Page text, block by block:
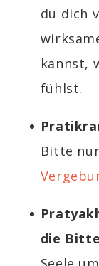
du dich
kannst,
fühlst.
Bitte
die